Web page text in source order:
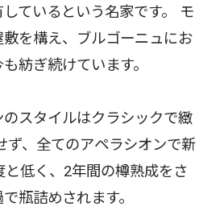
ているという名家です。 モ
を構え、ブルゴーニュにお
紡ぎ続けています。
スタイルはクラシックで緻
ず、全てのアペラシオンで新
低く、2年間の樽熟成をさ
瓶詰めされます。